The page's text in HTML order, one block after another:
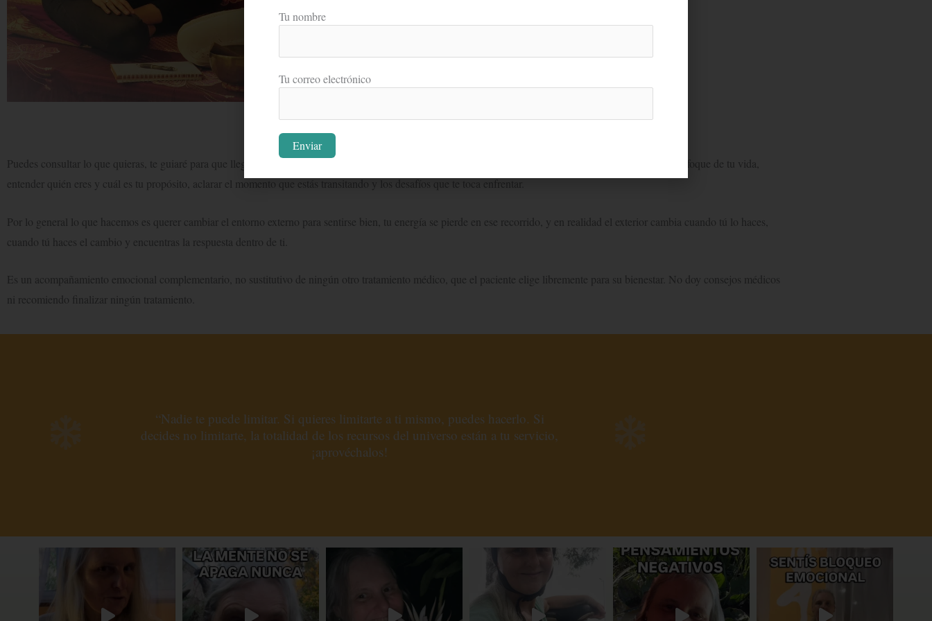
Puedes consultar lo que quieras, te guiaré para que llegues o te aproximes al fondo de tu malestar. Desde la mirada yóguica puedes comprender y ver otro enfoque de tu vida,
entender quién eres y cuál es tu propósito, aclarar el momento que estás transitando y los desafíos que te toca enfrentar.
Por lo general lo que hacemos es querer cambiar el entorno externo para sentirse bien, tu energía se pierde en ese recorrido, y en realidad el exterior cambia cuando tú lo haces,
cuando tú haces el cambio y encuentras la respuesta dentro de ti.
Es un acompañamiento emocional complementario, no sustitutivo de ningún otro tratamiento médico, que el paciente elige libremente para su bienestar. No doy consejos médicos
ni recomiendo finalizar ningún tratamiento.
“Nadie te puede limitar. Si quieres limitarte a ti mismo, puedes hacerlo. Si
decides no limitarte, la totalidad de los recursos del universo están a tu servicio,
¡aprovéchalos!
Tu nombre
Tu correo electrónico